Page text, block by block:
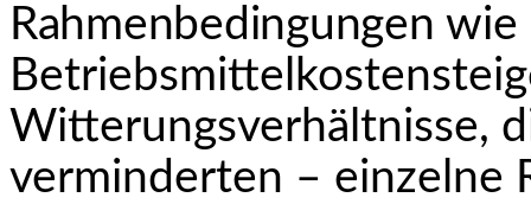
Rahmenbedingungenwie
Witterungsverhält­nisse,
verminderten – einzelne